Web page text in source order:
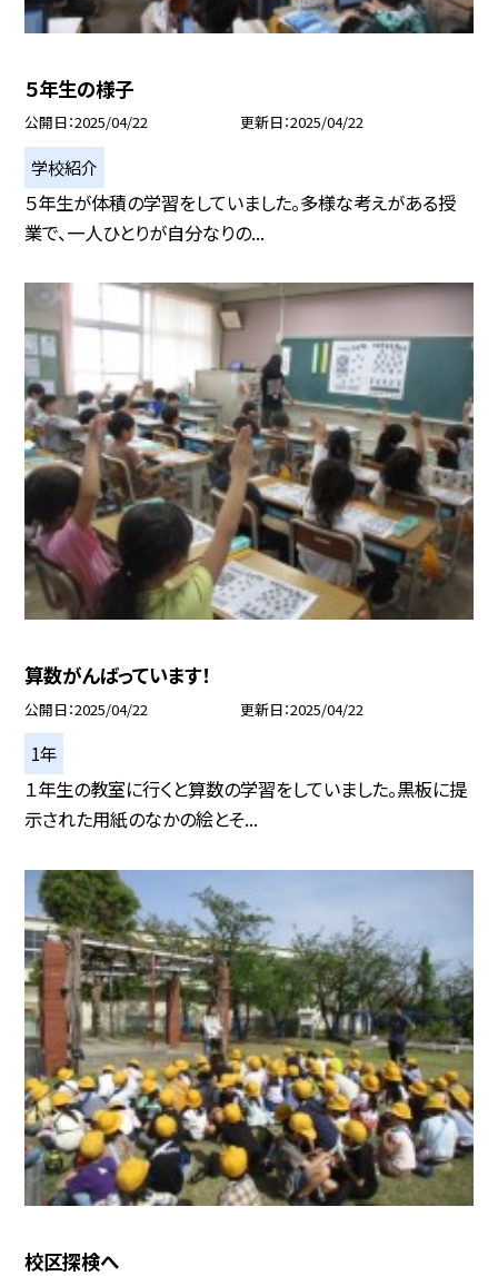
５年生の様子
公開日 2025/04/22 更新日 2025/04/22
学校紹介
５年生が体積の学習をしていました。多様な考えがある授
業で、一人ひとりが自分なりの...
算数がんばっています！
公開日 2025/04/22 更新日 2025/04/22
1年
１年生の教室に行くと算数の学習をしていました。黒板に提
示された用紙のなかの絵とそ...
校区探検へ